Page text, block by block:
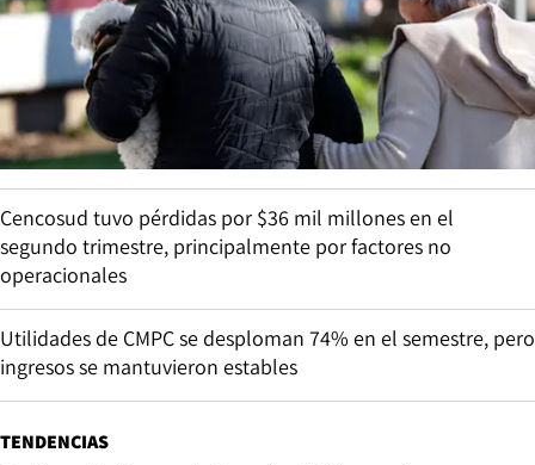
Cencosud tuvo pérdidas por $36 mil millones en el
segundo trimestre, principalmente por factores no
operacionales
Utilidades de CMPC se desploman 74% en el semestre, pero
ingresos se mantuvieron estables
TENDENCIAS